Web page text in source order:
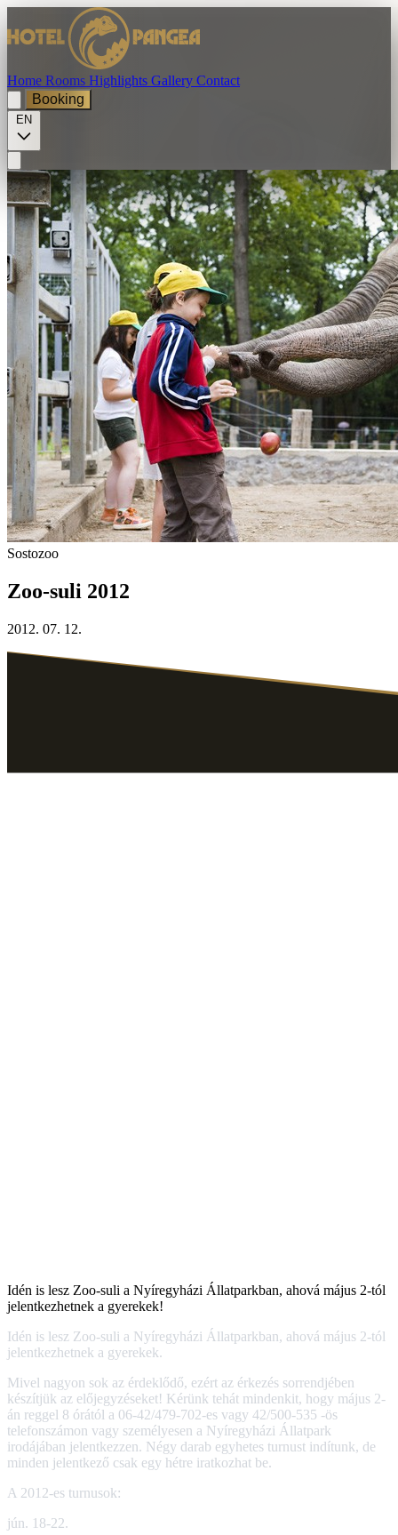
Home Rooms Highlights Gallery Contact
Booking
EN
Sostozoo
Zoo-suli 2012
2012. 07. 12.
Idén is lesz Zoo-suli a Nyíregyházi Állatparkban, ahová május 2-tól
jelentkezhetnek a gyerekek!
Idén is lesz Zoo-suli a Nyíregyházi Állatparkban, ahová május 2-tól
jelentkezhetnek a gyerekek.
Mivel nagyon sok az érdeklődő, ezért az érkezés sorrendjében
készítjük az előjegyzéseket! Kérünk tehát mindenkit, hogy május 2-
án reggel 8 órától a 06-42/479-702-es vagy 42/500-535 -ös
telefonszámon vagy személyesen a Nyíregyházi Állatpark
irodájában jelentkezzen. Négy darab egyhetes turnust indítunk, de
minden jelentkező csak egy hétre iratkozhat be.
A 2012-es turnusok:
jún. 18-22.